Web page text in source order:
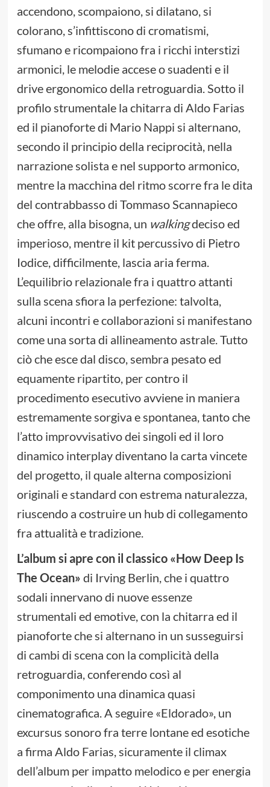
accendono, scompaiono, si dilatano, si
colorano, s’infittiscono di cromatismi,
sfumano e ricompaiono fra i ricchi interstizi
armonici, le melodie accese o suadenti e il
drive ergonomico della retroguardia. Sotto il
profilo strumentale la chitarra di Aldo Farias
ed il pianoforte di Mario Nappi si alternano,
secondo il principio della reciprocità, nella
narrazione solista e nel supporto armonico,
mentre la macchina del ritmo scorre fra le dita
del contrabbasso di Tommaso Scannapieco
che offre, alla bisogna, un walkingdeciso ed
imperioso, mentre il kit percussivo di Pietro
Iodice, difficilmente, lascia aria ferma.
L’equilibrio relazionale fra i quattro attanti
sulla scena sfiora la perfezione: talvolta,
alcuni incontri e collaborazioni si manifestano
come una sorta di allineamento astrale. Tutto
ciò che esce dal disco, sembra pesato ed
equamente ripartito, per contro il
procedimento esecutivo avviene in maniera
estremamente sorgiva e spontanea, tanto che
l’atto improvvisativo dei singoli ed il loro
dinamico interplay diventano la carta vincete
del progetto, il quale alterna composizioni
originali e standard con estrema naturalezza,
riuscendo a costruire un hub di collegamento
fra attualità e tradizione.
L’album si apre con il classico «How Deep Is
The Ocean» di Irving Berlin, che i quattro
sodali innervano di nuove essenze
strumentali ed emotive, con la chitarra ed il
pianoforte che si alternano in un susseguirsi
di cambi di scena con la complicità della
retroguardia, conferendo così al
componimento una dinamica quasi
cinematografica. A seguire «Eldorado», un
excursus sonoro fra terre lontane ed esotiche
a firma Aldo Farias, sicuramente il climax
dell’album per impatto melodico e per energia